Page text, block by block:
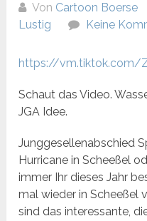
Von Cartoon Boerse
Lustig
Keine
https://vm.tiktok.com/
Schaut das Video.
JGA Idee.
Junggesellenabschied
Hurricane in Scheeßel
immer Ihr dieses Jahr
mal wieder in Scheeßel
sind das interessante,